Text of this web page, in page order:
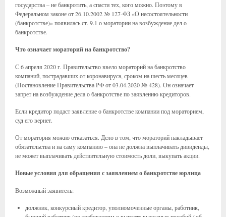
государства – не банкротить, а спасти тех, кого можно. Поэтому в
Федеральном законе от 26.10.2002 № 127-ФЗ «О несостоятельности
(банкротстве)» появилась ст. 9.1 о моратории на возбуждение дел о
банкротстве.
Что означает мораторий на банкротство?
С 6 апреля 2020 г. Правительство ввело мораторий на банкротство
компаний, пострадавших от коронавируса, сроком на шесть месяцев
(Постановление Правительства РФ от 03.04.2020 № 428). Он означает
запрет на возбуждение дела о банкротстве по заявлению кредиторов.
Если кредитор подаст заявление о банкротстве компании под мораторием,
суд его вернет.
От моратория можно отказаться. Дело в том, что мораторий накладывает
обязательства и на саму компанию – она не должна выплачивать дивиденды,
не может выплачивать действительную стоимость доли, выкупать акции.
Новые условия для обращения с заявлением о банкротстве юрлица
Возможный заявитель:
должник, конкурсный кредитор, уполномоченные органы, работник,